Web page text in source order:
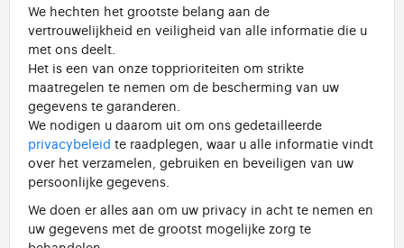
We hechten het grootste belang aan de
vertrouwelijkheid en veiligheid van alle informatie die u
met ons deelt.
Het is een van onze topprioriteiten om strikte
maatregelen te nemen om de bescherming van uw
gegevens te garanderen.
We nodigen u daarom uit om ons gedetailleerde
privacybeleid te raadplegen, waar u alle informatie vindt
over het verzamelen, gebruiken en beveiligen van uw
persoonlijke gegevens.
We doen er alles aan om uw privacy in acht te nemen en
uw gegevens met de grootst mogelijke zorg te